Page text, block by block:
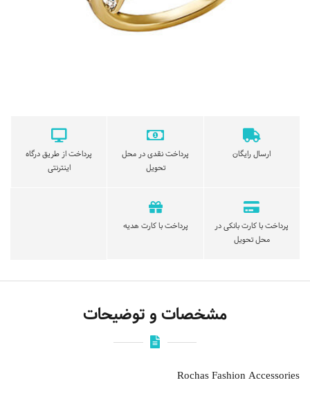
ارسال رایگان
پرداخت نقدی در محل
تحویل
پرداخت از طریق درگاه
اینترنتی
پرداخت با کارت بانکی در
محل تحویل
پرداخت با کارت هدیه
مشخصات و توضیحات
Rochas Fashion Accessories